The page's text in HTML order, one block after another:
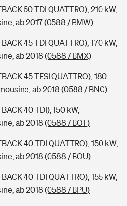
50 TDI QUATTRO), 210 kW,
ab 2017(0588 / BMW)
45 TDI QUATTRO), 170 kW,
ab 2018 (0588 / BMX)
45 TFSI QUATTRO), 180
ab 2018 (0588 / BNC)
40 TDI), 150 kW,
ab 2018 (0588 / BOT)
40 TDI QUATTRO), 150 kW,
ab 2018 (0588 / BOU)
40 TDI QUATTRO), 155 kW,
ab 2018 (0588 / BPU)